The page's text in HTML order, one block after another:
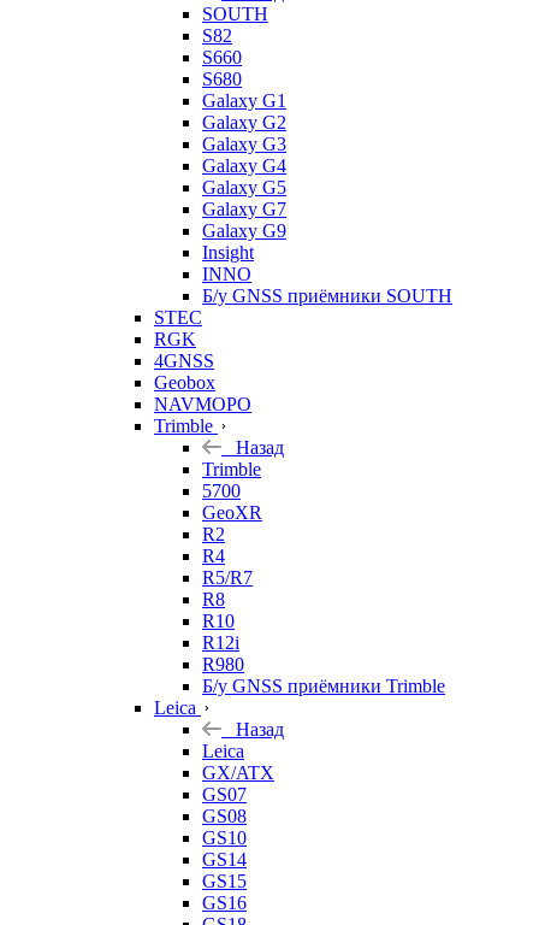
SOUTH
S82
S660
S680
Galaxy G1
Galaxy G2
Galaxy G3
Galaxy G4
Galaxy G5
Galaxy G7
Galaxy G9
Insight
INNO
Б/у GNSS приёмники SOUTH
STEC
RGK
4GNSS
Geobox
NAVMOPO
Trimble
Назад
Trimble
5700
GeoXR
R2
R4
R5/R7
R8
R10
R12i
R980
Б/у GNSS приёмники Trimble
Leica
Назад
Leica
GX/ATX
GS07
GS08
GS10
GS14
GS15
GS16